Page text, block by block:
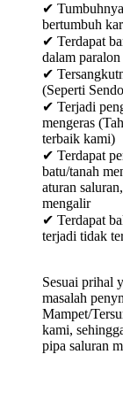
✔
bertumbuh
✔ Terdapat
dalam paralon
✔
(Seperti
✔ Terjadi
mengeras
terbaik kami)
✔ Terdapat
batu/tanah
aturan
mengalir
✔ Terdapat
terjadi tidak
Sesuai prihal
masalah
Mampet/
kami,
pipa saluran